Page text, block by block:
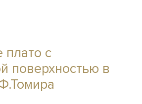
плато с
поверхностью в